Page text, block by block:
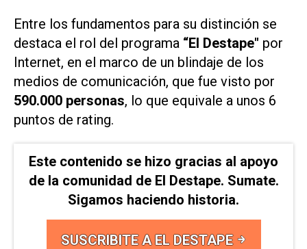
Entre los fundamentos para su distinción se
destaca el rol del programa “El Destape" por
Internet, en el marco de un blindaje de los
medios de comunicación, que fue visto por
590.000 personas, lo que equivale a unos 6
puntos de rating.
Este contenido se hizo gracias al apoyo
de la comunidad de El Destape. Sumate.
Sigamos haciendo historia.
SUSCRIBITE A EL DESTAPE